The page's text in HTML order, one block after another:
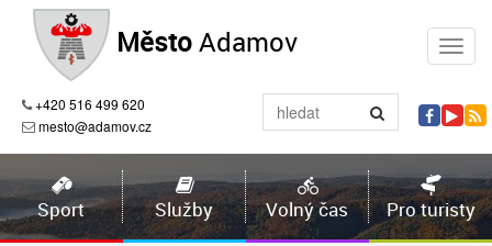
MěstoAdamov
+420 516 499 620
mesto@adamov.cz
Sport Služby Volný čas Pro turisty